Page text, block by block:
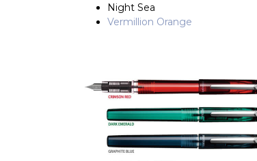
Night Sea
Vermillion Orange